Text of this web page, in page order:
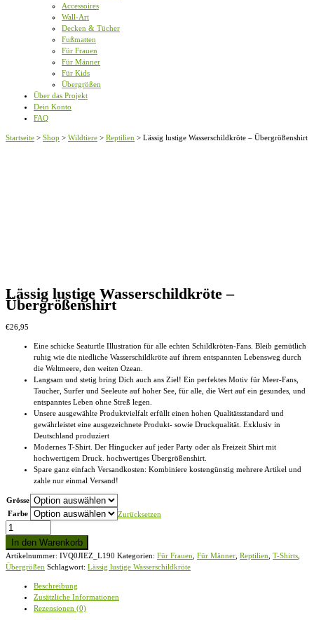
Accessoires
Wall-Art
Decken & Tücher
Fußmatten
Für Frauen
Für Männer
Für Kids
Übergrößen
Über das Projekt
Dein Konto
FAQ
Startseite > Shop > Wildtiere > Reptilien > Lässig lustige Wasserschildkröte – Übergrößenshirt
Lässig lustige Wasserschildkröte –
Übergrößenshirt
€26,95
Eine schicke Seaturtle Illustration für alle echten Schildkröten-Fans. Bleib gemütlich
ruhig wie die niedliche Wasserschildkröte auf ihrem entspannten Lebensweg durch
die Weltmeere, den weiten Ozean.
Langsam und stetig bring Dich auch ans Ziel! Ein perfektes Motiv für Meer-Fans,
Taucher, Surfer und Seeleute auf hoher See, für alle, die Wert auf ein gesundes, und
entspanntes Leben ohne Streß legen.
Unsere ausgewählte Produktvielfalt erfüllt einen hohen Qualitätsstandard und
gewährleistet eine ausgezeichnete Produkt- sowie Druckqualität. Exklusiv in
Deutschland produziert
Modernes T-Shirt. Der Hingucker auf jeder Party oder als Freizeit Shirt mit
hochwertigem Druck. hochwertiges Übergrößenshirt.
Spare ganz einfach Versandkosten: Kombiniere kostengünstig mehrere Artikel und
zahle nur einmal Versand!
Grösse
Farbe
Zurücksetzen
Lässig
lustige
Wasserschildkröte
-
Übergrößenshirt
In den Warenkorb
Artikelnummer: IVQ0JIEZ_L190 Kategorien: Für Frauen Für Männer Reptilien T-Shirts
Übergrößen Schlagwort: Lässig lustige Wasserschildkröte
Beschreibung
Zusätzliche Informationen
Rezensionen (0)